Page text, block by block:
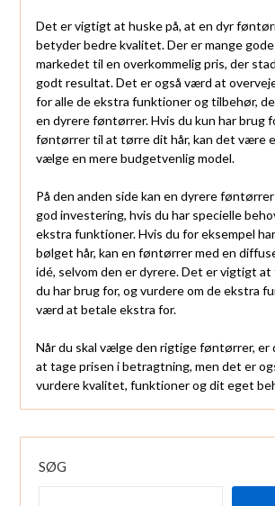
Det er vigtigt at huske på, at en dyr
betyder bedre kvalitet. Der er mange
markedet til en overkommelig pris, der
godt resultat. Det er også værd at
for alle de ekstra funktioner og tilbehør,
en dyrere føntørrer. Hvis du kun har brug
føntørrer til at tørre dit hår, kan det være
vælge en mere budgetvenlig model.
På den anden side kan en dyrere
god investering, hvis du har specielle
ekstra funktioner. Hvis du for eksempel
bølget hår, kan en føntørrer med en
idé, selvom den er dyrere. Det er vigtigt
du har brug for, og vurdere om de ekstra
værd at betale ekstra for.
Når du skal vælge den rigtige føntørrer,
at tage prisen i betragtning, men det er
vurdere kvalitet, funktioner og dit eget
SØG